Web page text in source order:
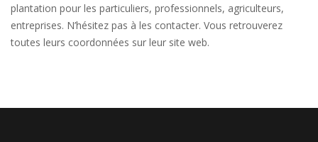
plantation pour les particuliers, professionnels, agriculteurs,
entreprises. N’hésitez pas à les contacter. Vous retrouverez
toutes leurs coordonnées sur leur site web.